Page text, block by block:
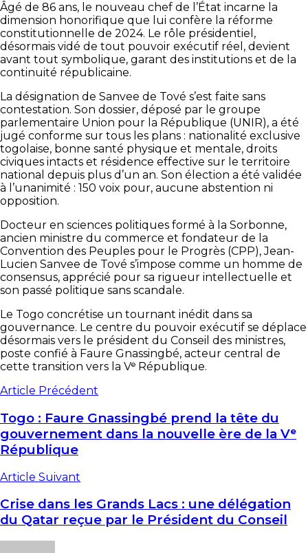
Âgé de 86 ans, le nouveau chef de l’État incarne la
dimension honorifique que lui confère la réforme
constitutionnelle de 2024. Le rôle présidentiel,
désormais vidé de tout pouvoir exécutif réel, devient
avant tout symbolique, garant des institutions et de la
continuité républicaine.
La désignation de Sanvee de Tové s’est faite sans
contestation. Son dossier, déposé par le groupe
parlementaire Union pour la République (UNIR), a été
jugé conforme sur tous les plans : nationalité exclusive
togolaise, bonne santé physique et mentale, droits
civiques intacts et résidence effective sur le territoire
national depuis plus d’un an. Son élection a été validée
à l’unanimité : 150 voix pour, aucune abstention ni
opposition.
Docteur en sciences politiques formé à la Sorbonne,
ancien ministre du commerce et fondateur de la
Convention des Peuples pour le Progrès (CPP), Jean-
Lucien Sanvee de Tové s’impose comme un homme de
consensus, apprécié pour sa rigueur intellectuelle et
son passé politique sans scandale.
Le Togo concrétise un tournant inédit dans sa
gouvernance. Le centre du pouvoir exécutif se déplace
désormais vers le président du Conseil des ministres,
poste confié à Faure Gnassingbé, acteur central de
cette transition vers la Vᵉ République.
Article Précédent
Togo : Faure Gnassingbé prend la tête du
gouvernement dans la nouvelle ère de la Vᵉ
République
Article Suivant
Crise dans les Grands Lacs : une délégation
du Qatar reçue par le Président du Conseil